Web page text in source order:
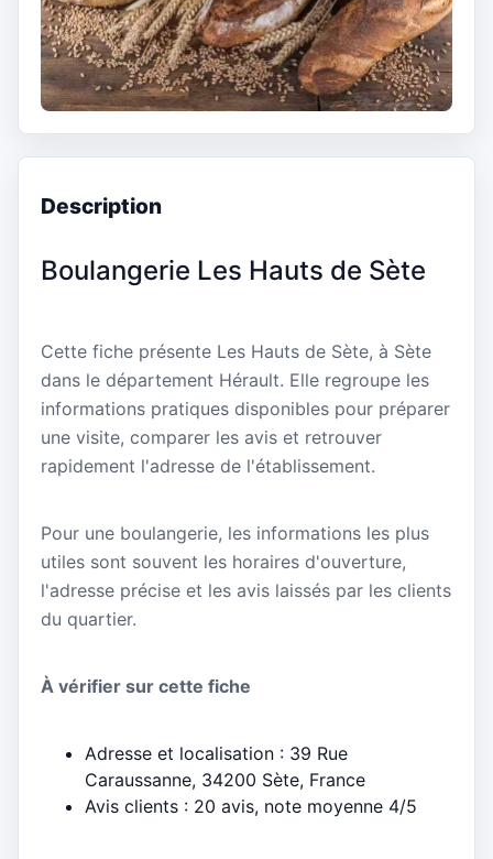
Description
Boulangerie Les Hauts de Sète
Cette fiche présente Les Hauts de Sète, à Sète
dans le département Hérault. Elle regroupe les
informations pratiques disponibles pour préparer
une visite, comparer les avis et retrouver
rapidement l'adresse de l'établissement.
Pour une boulangerie, les informations les plus
utiles sont souvent les horaires d'ouverture,
l'adresse précise et les avis laissés par les clients
du quartier.
À vérifier sur cette fiche
Adresse et localisation : 39 Rue
Caraussanne, 34200 Sète, France
Avis clients : 20 avis, note moyenne 4/5